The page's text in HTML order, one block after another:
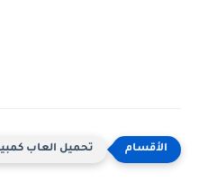
تحميل العاب